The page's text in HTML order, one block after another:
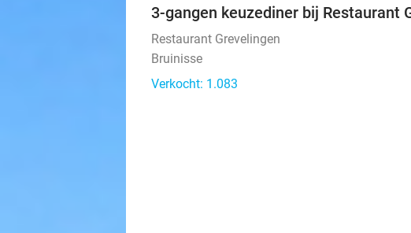
3-gangen keuzediner bij Restaurant
Restaurant Grevelingen
Bruinisse
Verkocht: 1.083